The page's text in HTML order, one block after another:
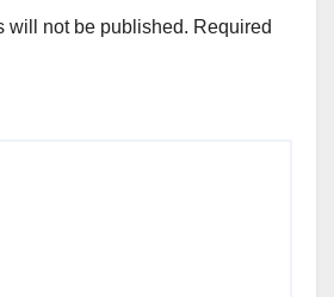
will not be published. Required